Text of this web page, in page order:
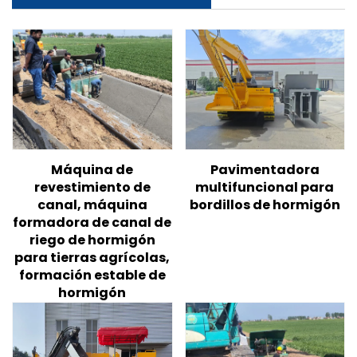
Máquina de
revestimiento de
canal, máquina
formadora de canal de
riego de hormigón
para tierras agrícolas,
formación estable de
hormigón
Pavimentadora
multifuncional para
bordillos de hormigón